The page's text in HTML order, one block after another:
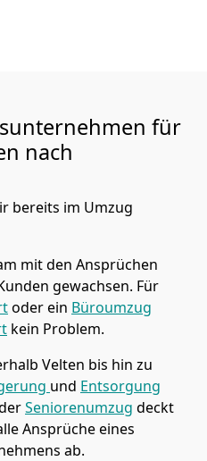
für
nach
bereits im Umzug
mit den Ansprüchen
gewachsen. Für
oder ein Büroumzug
kein Problem.
Velten bis hin zu
und Entsorgung
Seniorenumzug deckt
Ansprüche eines
ab.